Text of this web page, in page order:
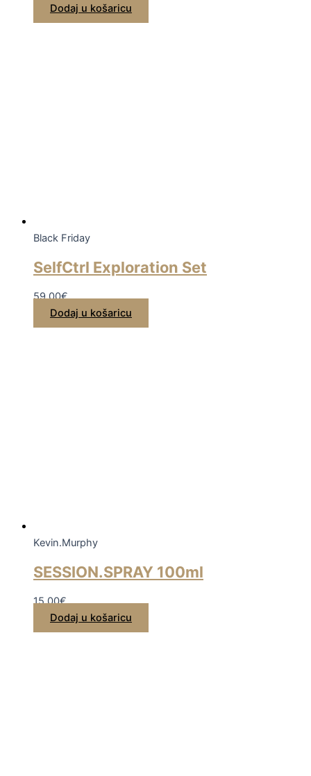
Dodaj u košaricu
Black Friday
SelfCtrl Exploration Set
59,00€
Dodaj u košaricu
Kevin.Murphy
SESSION.SPRAY 100ml
15,00€
Dodaj u košaricu